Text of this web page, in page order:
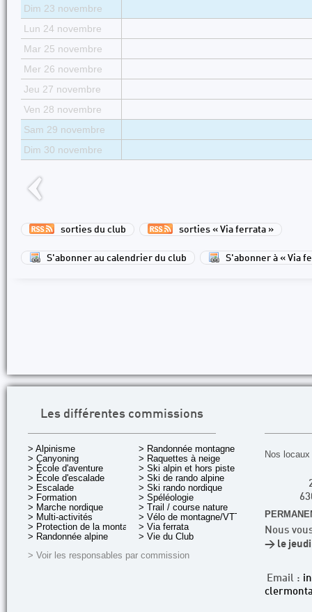
Dim 23 novembre
Lun 24 novembre
Mar 25 novembre
Mer 26 novembre
Jeu 27 novembre
Ven 28 novembre
Sam 29 novembre
Dim 30 novembre
sorties du club sorties « Via ferrata »
S'abonner au calendrier du club S'abonner à « Via
Les différentes commissions
> Alpinisme
> Canyoning
> École d'aventure
> École d'escalade
> Escalade
> Formation
> Marche nordique
> Multi-activités
> Protection de la montagne
> Randonnée alpine
> Randonnée montagne
> Raquettes à neige
> Ski alpin et hors piste
> Ski de rando alpine
> Ski rando nordique
> Spéléologie
> Trail / course nature
> Vélo de montagne/VTT
> Via ferrata
> Vie du Club
> Voir les responsables par commission
Nos
Nous
> le jeudi
Email :